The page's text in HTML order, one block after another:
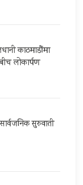
काठमाडौंमा
लोकार्पण
सुरुवाती